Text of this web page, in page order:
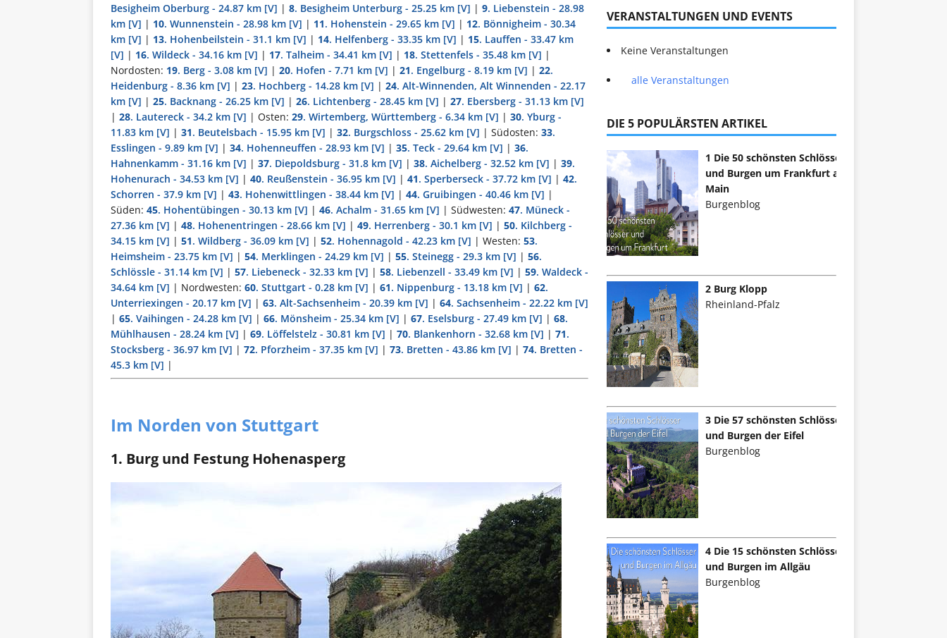
Besigheim Oberburg - 24.87 km [V] | 8. Besigheim Unterburg - 25.25 km [V] | 9. Liebenstein - 28.98
km [V] | 10. Wunnenstein - 28.98 km [V] | 11. Hohenstein - 29.65 km [V] | 12. Bönnigheim - 30.34
km [V] | 13. Hohenbeilstein - 31.1 km [V] | 14. Helfenberg - 33.35 km [V] | 15. Lauffen - 33.47 km
[V] | 16. Wildeck - 34.16 km [V] | 17. Talheim - 34.41 km [V] | 18. Stettenfels - 35.48 km [V] |
Nordosten: 19. Berg - 3.08 km [V] | 20. Hofen - 7.71 km [V] | 21. Engelburg - 8.19 km [V] | 22.
Heidenburg - 8.36 km [V] | 23. Hochberg - 14.28 km [V] | 24. Alt-Winnenden, Alt Winnenden - 22.17
km [V] | 25. Backnang - 26.25 km [V] | 26. Lichtenberg - 28.45 km [V] | 27. Ebersberg - 31.13 km [V]
| 28. Lautereck - 34.2 km [V] | Osten: 29. Wirtemberg, Württemberg - 6.34 km [V] | 30. Yburg -
11.83 km [V] | 31. Beutelsbach - 15.95 km [V] | 32. Burgschloss - 25.62 km [V] | Südosten: 33.
Esslingen - 9.89 km [V] | 34. Hohenneuffen - 28.93 km [V] | 35. Teck - 29.64 km [V] | 36.
Hahnenkamm - 31.16 km [V] | 37. Diepoldsburg - 31.8 km [V] | 38. Aichelberg - 32.52 km [V] | 39.
Hohenurach - 34.53 km [V] | 40. Reußenstein - 36.95 km [V] | 41. Sperberseck - 37.72 km [V] | 42.
Schorren - 37.9 km [V] | 43. Hohenwittlingen - 38.44 km [V] | 44. Gruibingen - 40.46 km [V] |
Süden: 45. Hohentübingen - 30.13 km [V] | 46. Achalm - 31.65 km [V] | Südwesten: 47. Müneck -
27.36 km [V] | 48. Hohenentringen - 28.66 km [V] | 49. Herrenberg - 30.1 km [V] | 50. Kilchberg -
34.15 km [V] | 51. Wildberg - 36.09 km [V] | 52. Hohennagold - 42.23 km [V] | Westen: 53.
Heimsheim - 23.75 km [V] | 54. Merklingen - 24.29 km [V] | 55. Steinegg - 29.3 km [V] | 56.
Schlössle - 31.14 km [V] | 57. Liebeneck - 32.33 km [V] | 58. Liebenzell - 33.49 km [V] | 59. Waldeck -
34.64 km [V] | Nordwesten: 60. Stuttgart - 0.28 km [V] | 61. Nippenburg - 13.18 km [V] | 62.
Unterriexingen - 20.17 km [V] | 63. Alt-Sachsenheim - 20.39 km [V] | 64. Sachsenheim - 22.22 km [V]
| 65. Vaihingen - 24.28 km [V] | 66. Mönsheim - 25.34 km [V] | 67. Eselsburg - 27.49 km [V] | 68.
Mühlhausen - 28.24 km [V] | 69. Löffelstelz - 30.81 km [V] | 70. Blankenhorn - 32.68 km [V] | 71.
Stocksberg - 36.97 km [V] | 72. Pforzheim - 37.35 km [V] | 73. Bretten - 43.86 km [V] | 74. Bretten -
45.3 km [V] |
Im Norden von Stuttgart
1. Burg und Festung Hohenasperg
VERANSTALTUNGEN UND EVENTS
Keine Veranstaltungen
alle Veranstaltungen
DIE 5 POPULÄRSTEN ARTIKEL
1 Die 50 schönsten Schlösser
und Burgen um Frankfurt am
Main
Burgenblog
2 Burg Klopp
Rheinland-Pfalz
3 Die 57 schönsten Schlösser
und Burgen der Eifel
Burgenblog
4 Die 15 schönsten Schlösser
und Burgen im Allgäu
Burgenblog